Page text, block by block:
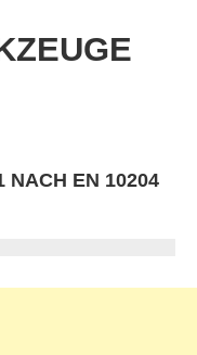
NACH EN 10204